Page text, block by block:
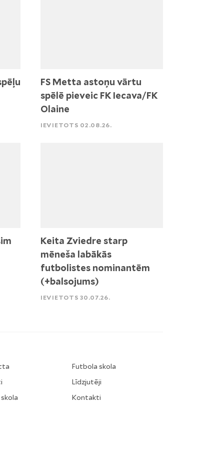
FS Metta astoņu vārtu
spēlē pieveic FK Iecava/FK
Olaine
IEVIETOTS 02.08.26.
Keita Zviedre starp
mēneša labākās
futbolistes nominantēm
(+balsojums)
IEVIETOTS 30.07.26.
Futbola skola
Līdzjutēji
Kontakti